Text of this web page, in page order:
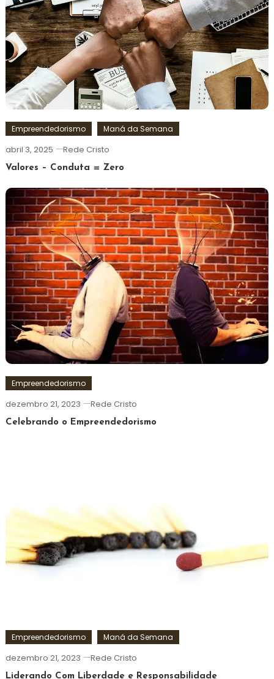
Empreendedorismo Maná da Semana
abril 3, 2025 Rede Cristo
Valores – Conduta = Zero
Empreendedorismo
dezembro 21, 2023 Rede Cristo
Celebrando o Empreendedorismo
Empreendedorismo Maná da Semana
dezembro 21, 2023 Rede Cristo
Liderando Com Liberdade e Responsabilidade